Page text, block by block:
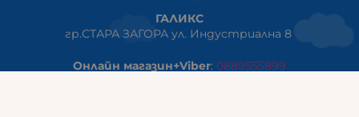
ГАЛИКС
гр.СТАРА ЗАГОРА ул. Индустриална 8
Онлайн магазин+Viber: 0889555899